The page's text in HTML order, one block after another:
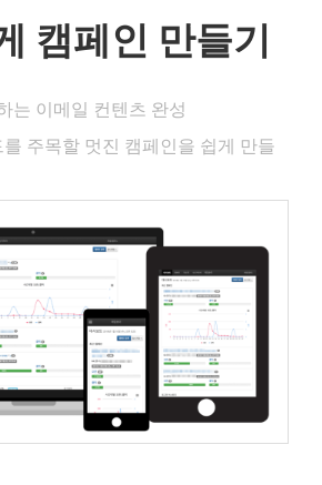
캠페인 만들기
는 이메일 컨텐츠 완성
주목할 멋진 캠페인을 쉽게 만들